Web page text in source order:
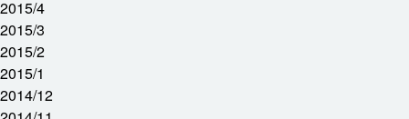
2015/4
2015/3
2015/2
2015/1
2014/12